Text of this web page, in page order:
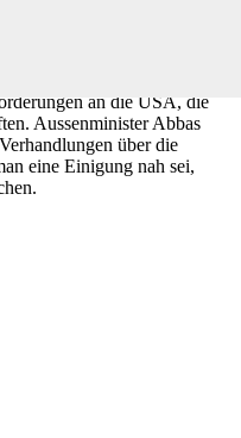
an die USA, die
Aussenminister Abbas
über die
eine Einigung nah sei,